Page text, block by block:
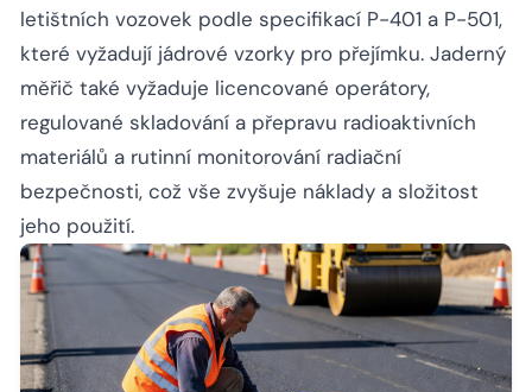
letištních vozovek podle specifikací P-401 a P-501,
které vyžadují jádrové vzorky pro přejímku. Jaderný
měřič také vyžaduje licencované operátory,
regulované skladování a přepravu radioaktivních
materiálů a rutinní monitorování radiační
bezpečnosti, což vše zvyšuje náklady a složitost
jeho použití.